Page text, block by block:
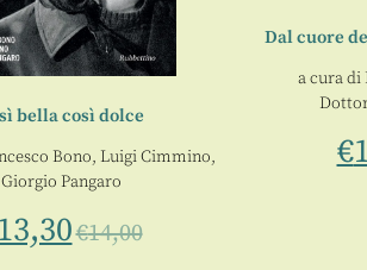
bella così dolce
Bono, Luigi Cimmino,
Giorgio Pangaro
€14,00
Dal cuore
a cura di
€